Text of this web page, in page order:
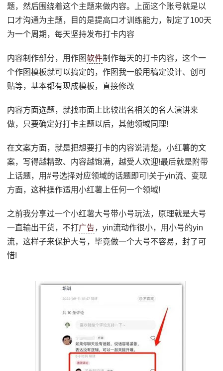
题，然后围绕着这个主题来做内容。上面这个账号就是以
口才沟通为主题，目的是提高口才训练能力，制定了100天
为一个周期，每天坚持发布打卡内容
内容制作部分，用作图软件制作每天的打卡内容，这个一
个作图模板就可以搞定的，作图我一般用稿定设计、创可
贴等，基本都有现成模板，直接修改
内容方面选题，就找市面上比较出名相关的名人演讲来
做，只要确定好打卡主题以后，其他领域同理!
在文案方面，就是把想要打卡的内容说清楚。小红薯的文
案，写得越精致、内容越饱满，越受人欢迎!最后就是附带
上话题，用#号选择对应领域的话题即可!关于yin流、变现
方面，这种操作适用小红薯上任何一个领域!
之前我分享过一个小红薯大号带小号玩法，原理就是大号
一直输出干货，不打广告，yin流动作很小，用小号的yin
流，这样子来保护大号，毕竟做一个大号不容易，封了可
惜!